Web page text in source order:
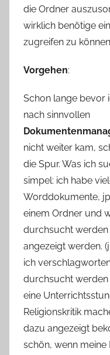
die Ordner
wirklich benötige
zugreifen zu
Vorgehen:
Schon lange bevor
nach sinnvollen
nicht weiter kam,
die Spur. Was ich
simpel: ich habe
Worddokumente,
einem Ordner und
durchsucht
angezeigt werden.
ich
durchsucht werden
eine
Religionskritik
dazu angezeigt
schön, wenn